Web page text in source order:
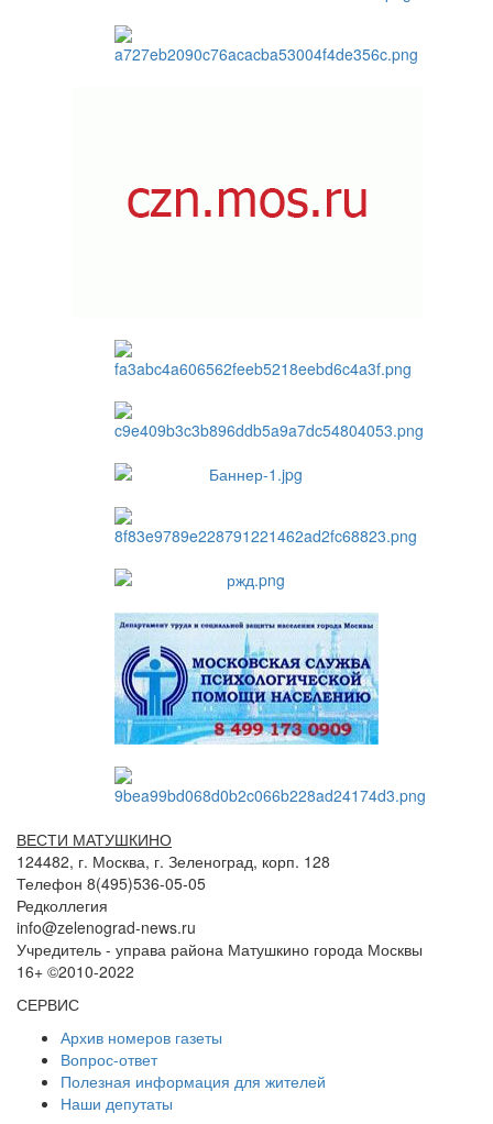
ВЕСТИ МАТУШКИНО
124482, г. Москва, г. Зеленоград, корп. 128
Телефон 8(495)536-05-05
Редколлегия
info@zelenograd-news.ru
Учредитель - управа района Матушкино города Москвы
16+ ©2010-2022
СЕРВИС
Архив номеров газеты
Вопрос-ответ
Полезная информация для жителей
Наши депутаты